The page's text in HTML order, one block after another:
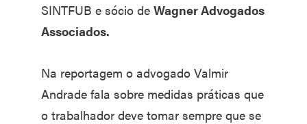
SINTFUB e sócio de Wagner Advogados
Associados.
Na reportagem o advogado Valmir
Andrade fala sobre medidas práticas que
o trabalhador deve tomar sempre que se